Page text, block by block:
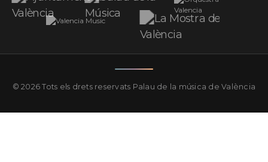
© 2026 Tots els drets reservats Palau de la música de València